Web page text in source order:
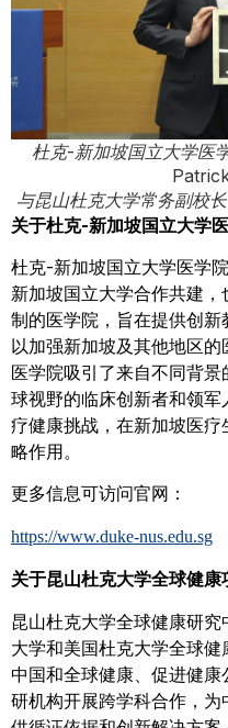
杜克-新加坡国立大学医
与昆山杜克大学常务副校
关于杜克-新加坡国立大学
杜克-新加坡国立大学医学
新加坡国立大学合作共建
制的医学院，旨在提供创新
以加强新加坡及其他地区
医学院吸引了来自不同背
球视野的临床创新者和领
疗健康挑战，在新加坡医
略作用。
更多信息可访问官网：
https://www.duke-nus.edu.sg
关于昆山杜克大学全球健康
昆山杜克大学全球健康研
大学和美国杜克大学全球
中国和全球健康、促进健
研机构开展跨学科合作，